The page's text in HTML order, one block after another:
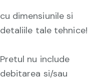
cu dimensiunile si
detaliile tale tehnice!
Pretul nu include
debitarea si/sau